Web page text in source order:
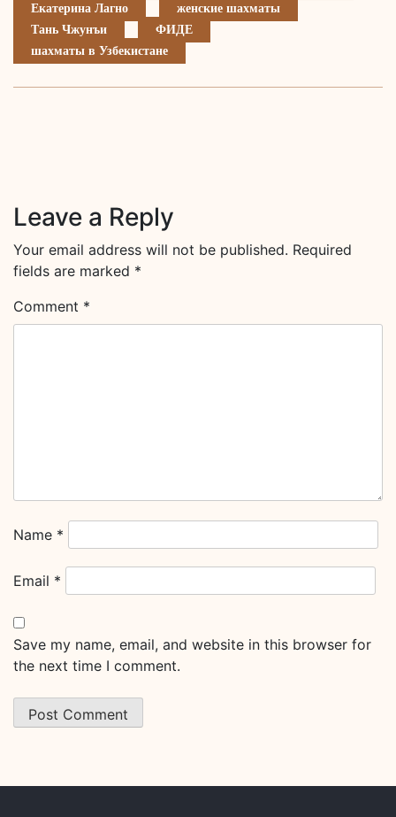
Екатерина Лагно
женские шахматы
Тань Чжунъи
ФИДЕ
шахматы в Узбекистане
Leave a Reply
Your email address will not be published. Required
fields are marked *
Comment *
Name *
Email *
Save my name, email, and website in this browser for
the next time I comment.